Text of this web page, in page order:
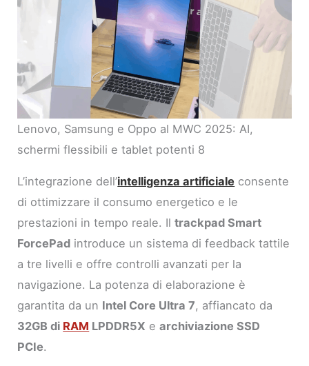
Lenovo, Samsung e Oppo al MWC 2025: AI,
schermi flessibili e tablet potenti 8
L’integrazione dell’intelligenza artificiale consente
di ottimizzare il consumo energetico e le
prestazioni in tempo reale. Iltrackpad Smart
ForcePad introduce un sistema di feedback tattile
a tre livelli e offre controlli avanzati per la
navigazione. La potenza di elaborazione è
garantita da un Intel Core Ultra 7, affiancato da
32GB di RAM LPDDR5X earchiviazione SSD
PCIe.